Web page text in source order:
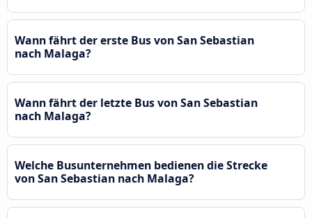
Wann fährt der erste Bus von San Sebastian
nach Malaga?
Wann fährt der letzte Bus von San Sebastian
nach Malaga?
Welche Busunternehmen bedienen die Strecke
von San Sebastian nach Malaga?